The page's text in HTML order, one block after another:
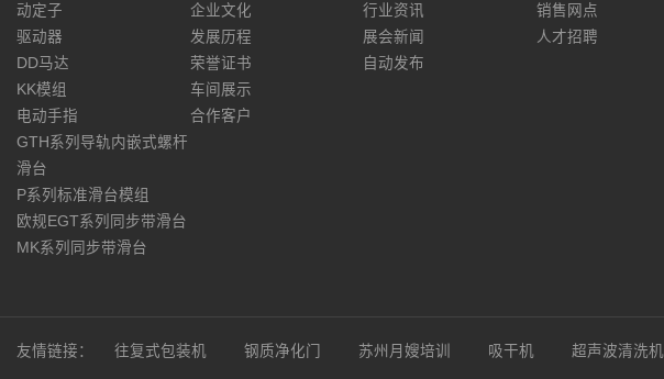
动定子
驱动器
DD马达
KK模组
电动手指
GTH系列导轨内嵌式螺杆
滑台
P系列标准滑台模组
欧规EGT系列同步带滑台
MK系列同步带滑台
企业文化
发展历程
荣誉证书
车间展示
合作客户
行业资讯
展会新闻
自动发布
销售网点
人才招聘
友情链接： 往复式包装机 钢质净化门 苏州月嫂培训 吸干机 超声波清洗机